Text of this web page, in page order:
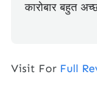
कारोबार बहुत
Visit For Full